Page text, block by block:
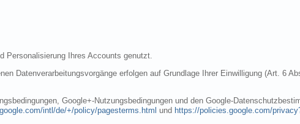
Personalisierung Ihres Accounts genutzt.
Datenverarbeitungsvorgänge erfolgen auf Grundlage Ihrer Einwilligung (Art. 6
Google+-Nutzungsbedingungen und den Google-
intl/de/+/policy/pagesterms.html und https://policies.google.com/